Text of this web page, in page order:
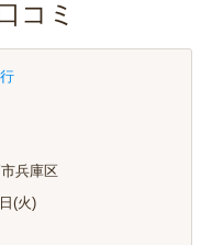
コミ
兵庫区
(火)